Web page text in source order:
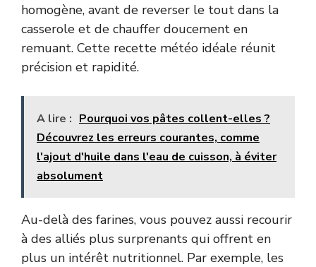
homogène, avant de reverser le tout dans la
casserole et de chauffer doucement en
remuant. Cette recette météo idéale réunit
précision et rapidité.
A lire : Pourquoi vos pâtes collent-elles ?
Découvrez les erreurs courantes, comme
l'ajout d'huile dans l'eau de cuisson, à éviter
absolument
Au-delà des farines, vous pouvez aussi recourir
à des alliés plus surprenants qui offrent en
plus un intérêt nutritionnel. Par exemple, les